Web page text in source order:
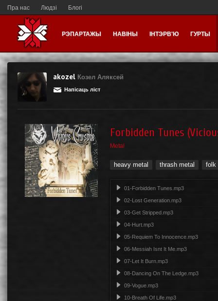
Пра нас Людзі Блогі
РЭПАРТАЖЫ НАВІНЫ ІНТЭРВ'Ю ГУРТЫ
akozel Козел Аляксей
Напісаць ліст
Forbidden Tunes
Metal
heavy metal thrash metal folk
01-Forbidden Tunes.mp3
02-Lost Generation.mp3
03-Get Stripped.mp3
04-Hurt.mp3
05-Requiem To Innocence.mp3
06-Messiah Isnt It Me.mp3
07-Let It Burn.mp3
08-Dancing On The Ledge.mp3
09-Vogue.mp3
10-Breath Of Life.mp3